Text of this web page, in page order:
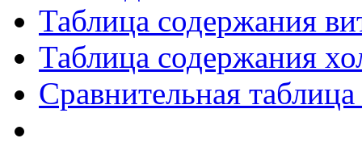
Таблица содержания
Таблица содержания
Сравнительная